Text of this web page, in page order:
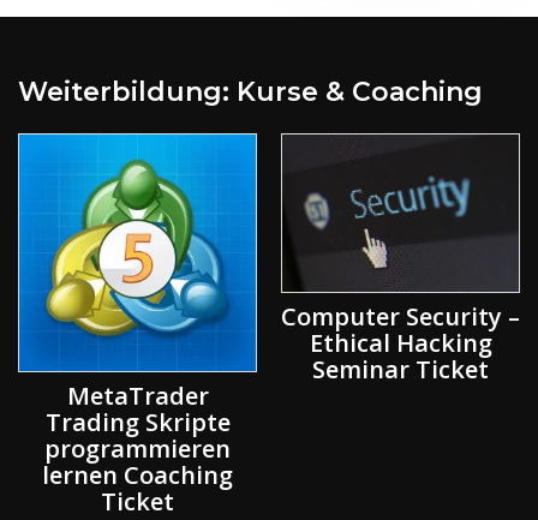
Weiterbildung: Kurse & Coaching
MetaTrader
Trading Skripte
programmieren
lernen Coaching
Ticket
Computer Security –
Ethical Hacking
Seminar Ticket